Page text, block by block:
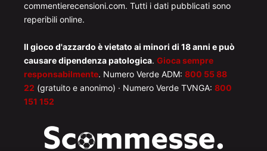
commentierecensioni.com. Tutti i dati pubblicati sono
reperibili online.
Il gioco d'azzardo è vietato ai minori di 18 anni e può
causare dipendenza patologica. Gioca sempre
responsabilmente. Numero Verde ADM: 800 55 88
22 (gratuito e anonimo) · Numero Verde TVNGA: 800
151 152